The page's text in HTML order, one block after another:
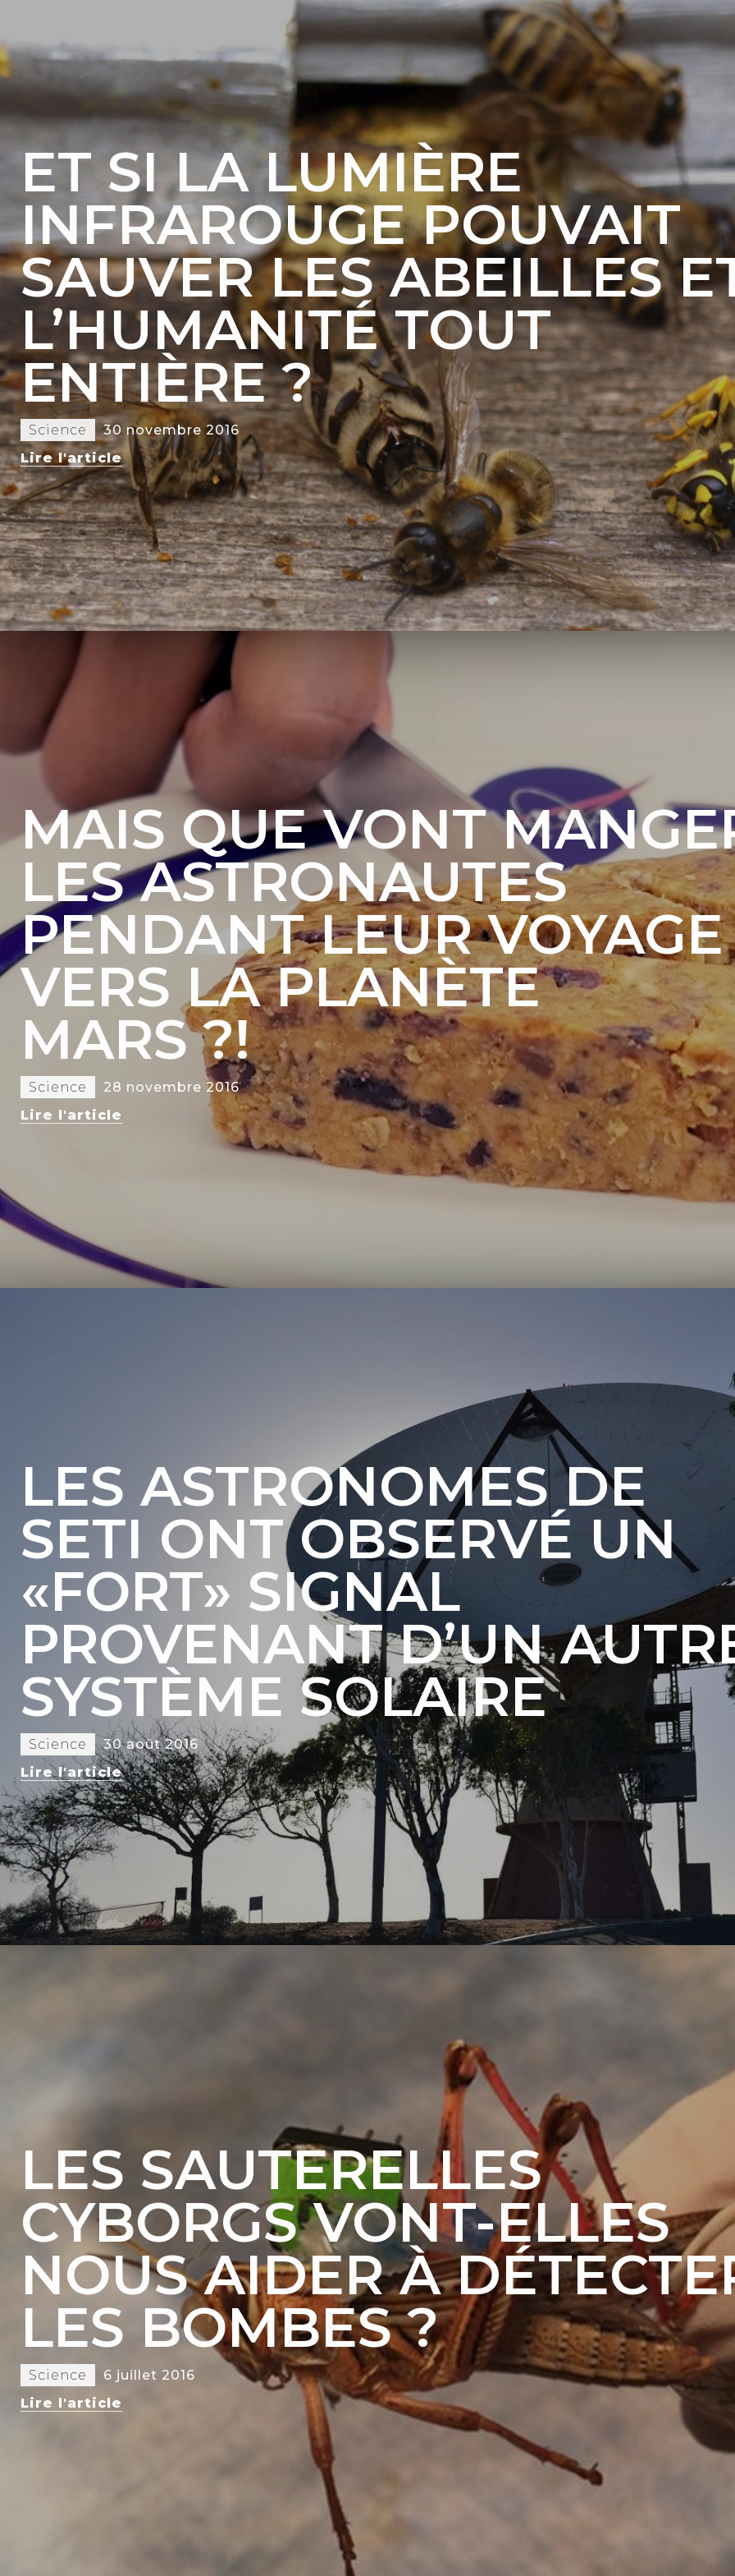
ET SI LA LUMIÈRE
INFRAROUGE POUVAIT
SAUVER LES ABEILLES
L’HUMANITÉ TOUT
ENTIÈRE ?
Science
30 novembre 2016
Lire l'article
MAIS QUE VONT
LES ASTRONAUTES
PENDANT LEUR VOYAGE
VERS LA PLANÈTE
MARS ?!
Science
28 novembre 2016
Lire l'article
LES ASTRONOMES DE
SETI ONT OBSERVÉ UN
«FORT» SIGNAL
PROVENANT D’UN
SYSTÈME SOLAIRE
Science
30 août 2016
Lire l'article
LES SAUTERELLES
CYBORGS VONT-ELLES
NOUS AIDER À
LES BOMBES ?
Science
6 juillet 2016
Lire l'article